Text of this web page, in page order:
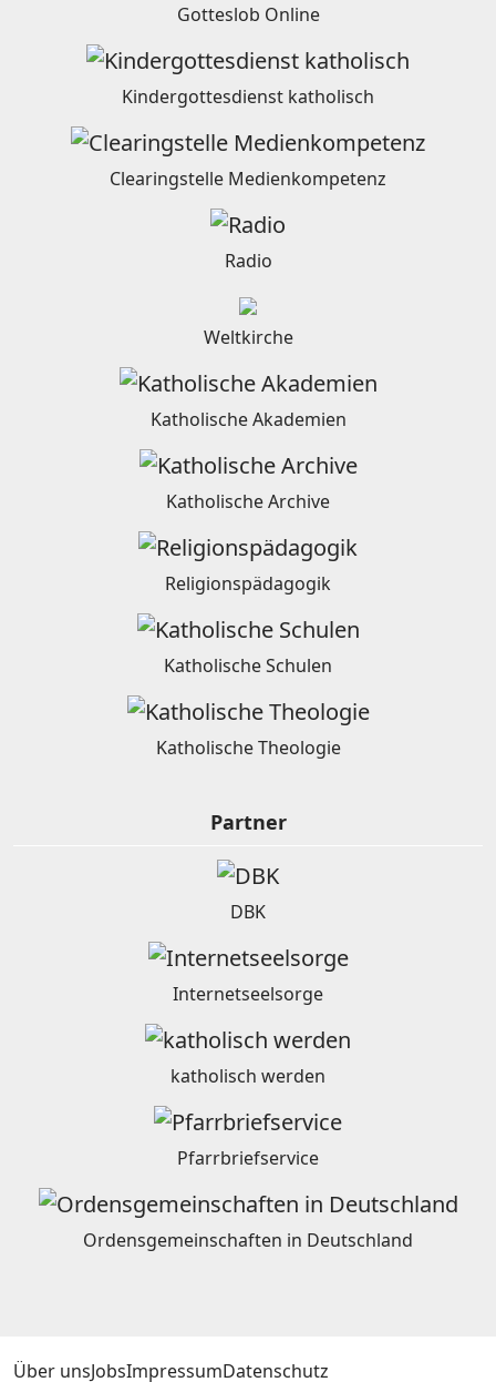
Gotteslob Online
Kindergottesdienst katholisch
Clearingstelle Medienkompetenz
Radio
Weltkirche
Katholische Akademien
Katholische Archive
Religionspädagogik
Katholische Schulen
Katholische Theologie
Partner
DBK
Internetseelsorge
katholisch werden
Pfarrbriefservice
Ordensgemeinschaften in Deutschland
Über unsJobsImpressumDatenschutz